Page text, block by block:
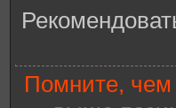
Помните,